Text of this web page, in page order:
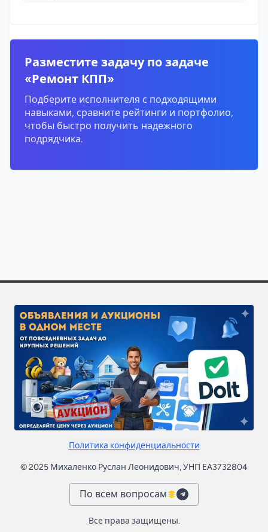
Разместите задачу по задаче
«Ремонт КПП»
Подберите исполнителя с подходящими
навыками, сравните рейтинги и портфолио,
чтобы быстро получить надежного
подрядчика.
Политика конфиденциальности
© 2025 Михаленко Руслан Леонидович, УНП ЕА3732804
По всем вопросам
Все права защищены.